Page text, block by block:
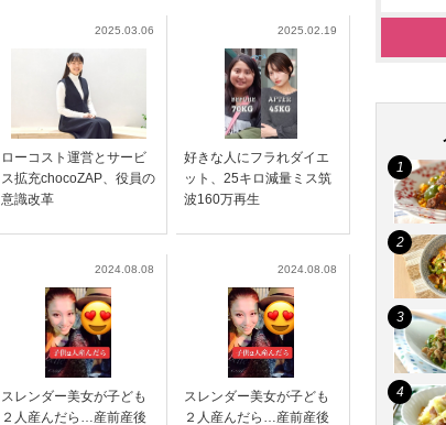
2025.03.06
ローコスト運営とサービ
ス拡充chocoZAP、役員の
意識改革
2025.02.19
好きな人にフラれダイエ
ット、25キロ減量ミス筑
波160万再生
2024.08.08
スレンダー美女が子ども
２人産んだら…産前産後
2024.08.08
スレンダー美女が子ども
２人産んだら…産前産後